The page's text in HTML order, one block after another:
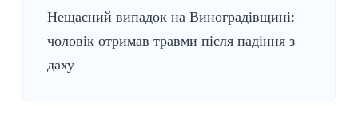
Нещасний випадок на Виноградівщині:
чоловік отримав травми після падіння з
даху